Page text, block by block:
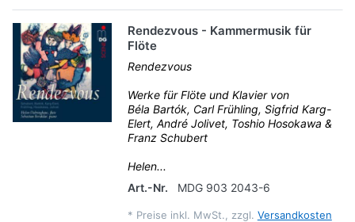
Rendezvous - Kammermusik für
Flöte
Rendezvous
Werke für Flöte und Klavier von
Béla Bartók, Carl Frühling, Sigfrid Karg-
Elert, André Jolivet, Toshio Hosokawa &
Franz Schubert
Helen...
Art.-Nr.
MDG 903 2043-6
* Preise inkl. MwSt., zzgl. Versandkosten